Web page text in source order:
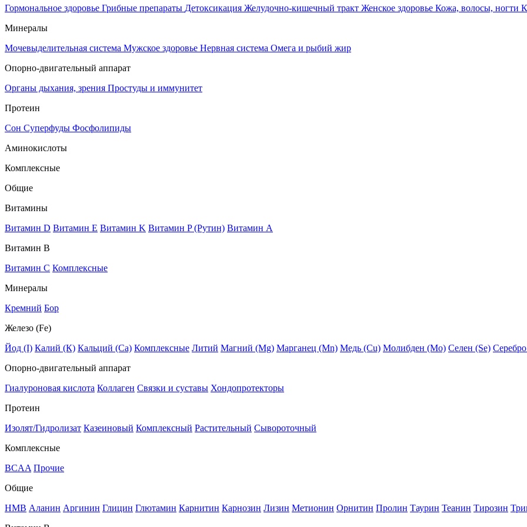
Гормональное здоровье Грибные препараты Детоксикация Желудочно-кишечный тракт Женское здоровье Кожа, волосы, ногти
Минералы
Мочевыделительная система Мужское здоровье Нервная система Омега и рыбий жир
Опорно-двигательный аппарат
Органы дыхания, зрения Простуды и иммунитет
Протеин
Сон Суперфуды Фосфолипиды
Аминокислоты
Комплексные
Общие
Витамины
Витамин D Витамин E Витамин K Витамин P (Рутин) Витамин А
Витамин В
Витамин C Комплексные
Минералы
Кремний Бор
Железо (Fe)
Йод (I) Калий (К) Кальций (Са) Комплексные Литий Магний (Mg) Марганец (Mn) Медь (Сu) Молибден (Мо) Селен (Se)
Опорно-двигательный аппарат
Гиалуроновая кислота Коллаген Связки и суставы Хондопротекторы
Протеин
Изолят/Гидролизат Казеиновый Комплексный Растительный Сывороточный
Комплексные
BCAA Прочие
Общие
HMB Аланин Аргинин Глицин Глютамин Карнитин Карнозин Лизин Метионин Орнитин Пролин Таурин Теанин Тирозин